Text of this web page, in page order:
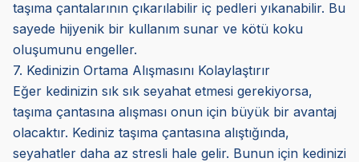
taşıma çantalarının çıkarılabilir iç pedleri yıkanabilir. Bu
sayede hijyenik bir kullanım sunar ve kötü koku
oluşumunu engeller.
7. Kedinizin Ortama Alışmasını Kolaylaştırır
Eğer kedinizin sık sık seyahat etmesi gerekiyorsa,
taşıma çantasına alışması onun için büyük bir avantaj
olacaktır. Kediniz taşıma çantasına alıştığında,
seyahatler daha az stresli hale gelir. Bunun için kedinizi